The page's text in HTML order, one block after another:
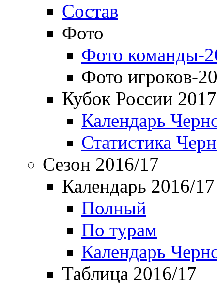
Состав
Фото
Фото команды-
Фото игроков-
Кубок России
Календарь
Статистика
Сезон 2016/17
Календарь 2016/17
Полный
По турам
Календарь
Таблица 2016/17